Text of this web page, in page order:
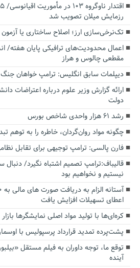
رزمایش میلان تصویب شد
تک‌نرخی‌سازی ارز؛ اصلاح ساختاری یا
اعمال محدودیت‌های ترافیکی پایان هفته/
مقطعی چالوس و هراز
دیپلمات سابق انگلیس:‌ ترامپ خواهان جنگ
ارائه گزارش وزیر علوم درباره اعتراضات
دولت
رشد ۶۱ هزار واحدی شاخص بورس
چگونه مواد روان‌گردان، خاطره را به توهم
فارن پالسی: ترامپ توجیهی برای تقابل
قالیباف:ترامپ تصمیم اشتباه نگیرد/ دنبال
نیستیم و نخواهیم بود
اعطای تسهیلات افزایش یافت
کره‌ای‌ها با تولید مواد اصلی نمایشگرها
پشت‌پرده تمدید قرارداد پرسپولیس با
توقع ما، توجه داوران به فیلم مستقل
آینده